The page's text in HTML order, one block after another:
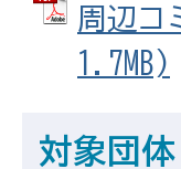
周辺コ
1.7MB)
対象団体